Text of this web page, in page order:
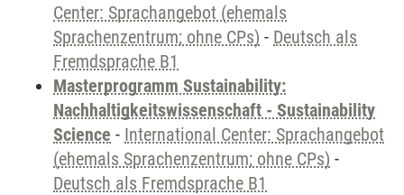
Center: Sprachangebot (ehemals
Sprachenzentrum; ohne CPs) - Deutsch als
Fremdsprache B1
Masterprogramm Sustainability:
Nachhaltigkeitswissenschaft - Sustainability
Science - International Center: Sprachangebot
(ehemals Sprachenzentrum; ohne CPs) -
Deutsch als Fremdsprache B1